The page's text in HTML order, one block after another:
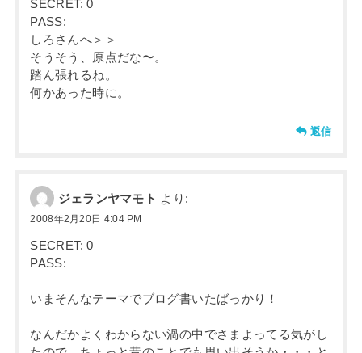
SECRET: 0
PASS:
しろさんへ＞＞
そうそう、原点だな〜。
踏ん張れるね。
何かあった時に。
返信
ジェランヤマモト より:
2008年2月20日 4:04 PM
SECRET: 0
PASS:
いまそんなテーマでブログ書いたばっかり！
なんだかよくわからない渦の中でさまよってる気がし